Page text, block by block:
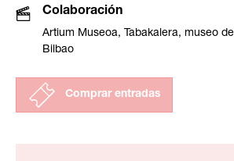
Colaboración
Artium Museoa, Tabakalera, museo
Bilbao
Comprar entradas